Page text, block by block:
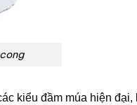
kiểu đầm múa hiện đại,